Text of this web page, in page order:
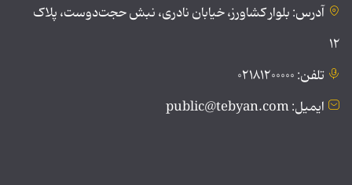
آدرس: بلوار کشاورز، خیابان نادری، نبش حجت‌دوست، پلاک
۱۲
تلفن: ۰۲۱۸۱۲۰۰۰۰۰
ایمیل: public@tebyan.com